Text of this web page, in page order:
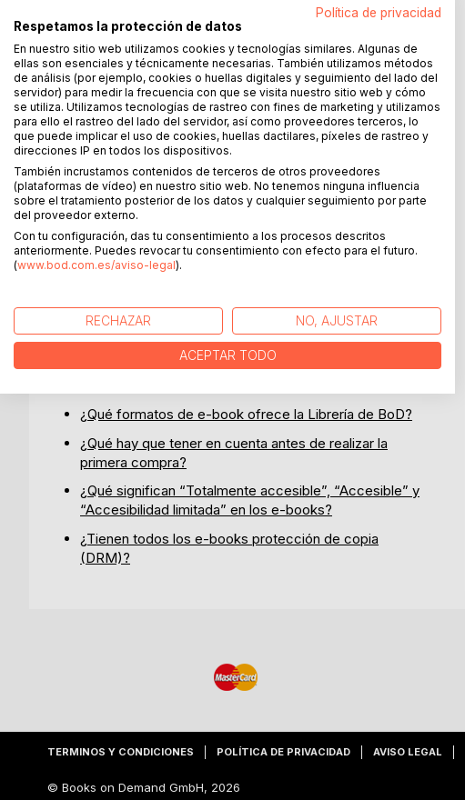
Términos y Condiciones Generales (vigentes desde el
01.08.2025)
SOLO E-BOOKS
¿Cómo funciona el DRM de Adobe?
¿Cómo funciona la compra de e-books?
¿Dónde se guardan mis e-books en mi dispositivo de
lectura?
¿Los e-books solo se pueden leer en línea?
¿Por qué no puedo leer los e-books que he comprado
aquí en mi Kindle?
¿Qué errores pueden surgir en la descarga?
¿Qué es un archivo ACSM?
¿Qué formatos de e-book ofrece la Librería de BoD?
¿Qué hay que tener en cuenta antes de realizar la
primera compra?
¿Qué significan “Totalmente accesible”, “Accesible” y
“Accesibilidad limitada” en los e-books?
¿Tienen todos los e-books protección de copia
(DRM)?
TERMINOS Y CONDICIONES POLÍTICA DE PRIVACIDAD AVISO LEGAL
© Books on Demand GmbH, 2026
Política de privacidad
Respetamos la protección de datos
En nuestro sitio web utilizamos cookies y tecnologías similares. Algunas de
ellas son esenciales y técnicamente necesarias. También utilizamos métodos
de análisis (por ejemplo, cookies o huellas digitales y seguimiento del lado del
servidor) para medir la frecuencia con que se visita nuestro sitio web y cómo
se utiliza. Utilizamos tecnologías de rastreo con fines de marketing y utilizamos
para ello el rastreo del lado del servidor, así como proveedores terceros, lo
que puede implicar el uso de cookies, huellas dactilares, píxeles de rastreo y
direcciones IP en todos los dispositivos.
También incrustamos contenidos de terceros de otros proveedores
(plataformas de vídeo) en nuestro sitio web. No tenemos ninguna influencia
sobre el tratamiento posterior de los datos y cualquier seguimiento por parte
del proveedor externo.
Con tu configuración, das tu consentimiento a los procesos descritos
anteriormente. Puedes revocar tu consentimiento con efecto para el futuro.
(www.bod.com.es/aviso-legal).
RECHAZAR NO, AJUSTAR
ACEPTAR TODO